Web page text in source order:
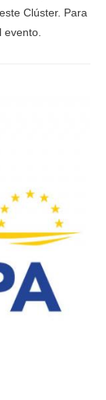
Clúster. Para